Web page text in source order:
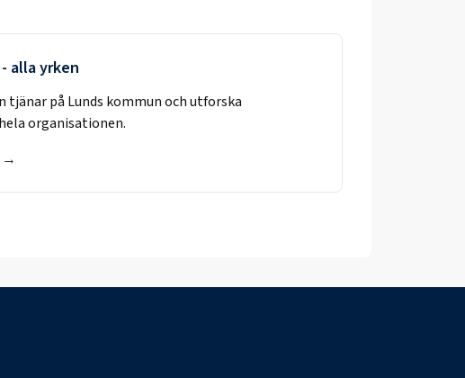
- alla yrken
tjänar på Lunds kommunoch utforska
organisationen.
→